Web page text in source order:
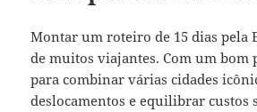
Montar um roteiro de 15 dias pela
de muitos viajantes. Com um bom
para combinar várias cidades
deslocamentos e equilibrar custos